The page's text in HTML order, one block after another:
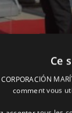
Gibraltar
Ce
CORPORACIÓN
comment vous